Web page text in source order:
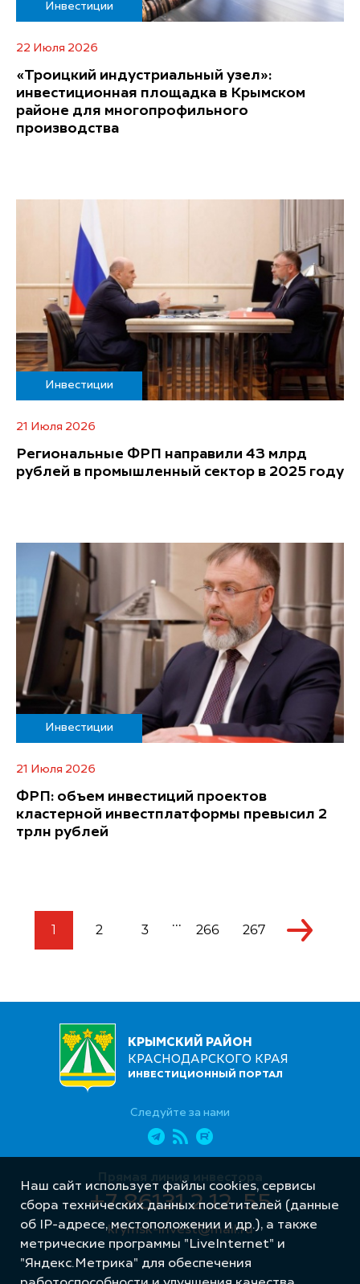
Инвестиции
22 Июля 2026
«Троицкий индустриальный узел»:
инвестиционная площадка в Крымском
районе для многопрофильного
производства
Инвестиции
21 Июля 2026
Региональные ФРП направили 43 млрд
рублей в промышленный сектор в 2025 году
Инвестиции
21 Июля 2026
ФРП: объем инвестиций проектов
кластерной инвестплатформы превысил 2
трлн рублей
1 2 3 ... 266 267
КРЫМСКИЙ РАЙОН
КРАСНОДАРСКОГО КРАЯ
ИНВЕСТИЦИОННЫЙ ПОРТАЛ
Следуйте за нами
Прямая линия инвестора
+7 86131 2 12 55
krymsk-invest@mail.ru
Наш сайт использует файлы cookies, сервисы
сбора технических данных посетителей (данные
об IP-адресе, местоположении и др.), а также
метрические программы "LiveInternet" и
"Яндекс.Метрика" для обеспечения